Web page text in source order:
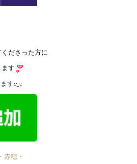
ださった方に
す
す
赤穂・